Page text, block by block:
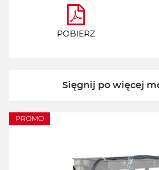
POBIERZ
Sięgnij po więcej
PROMO